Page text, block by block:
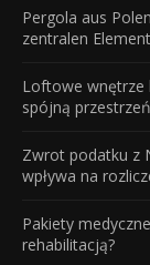
Pergola aus
zentralen
Loftowe wnętrze
spójną
Zwrot podatku z
wpływa na
Pakiety
rehabilitacją?